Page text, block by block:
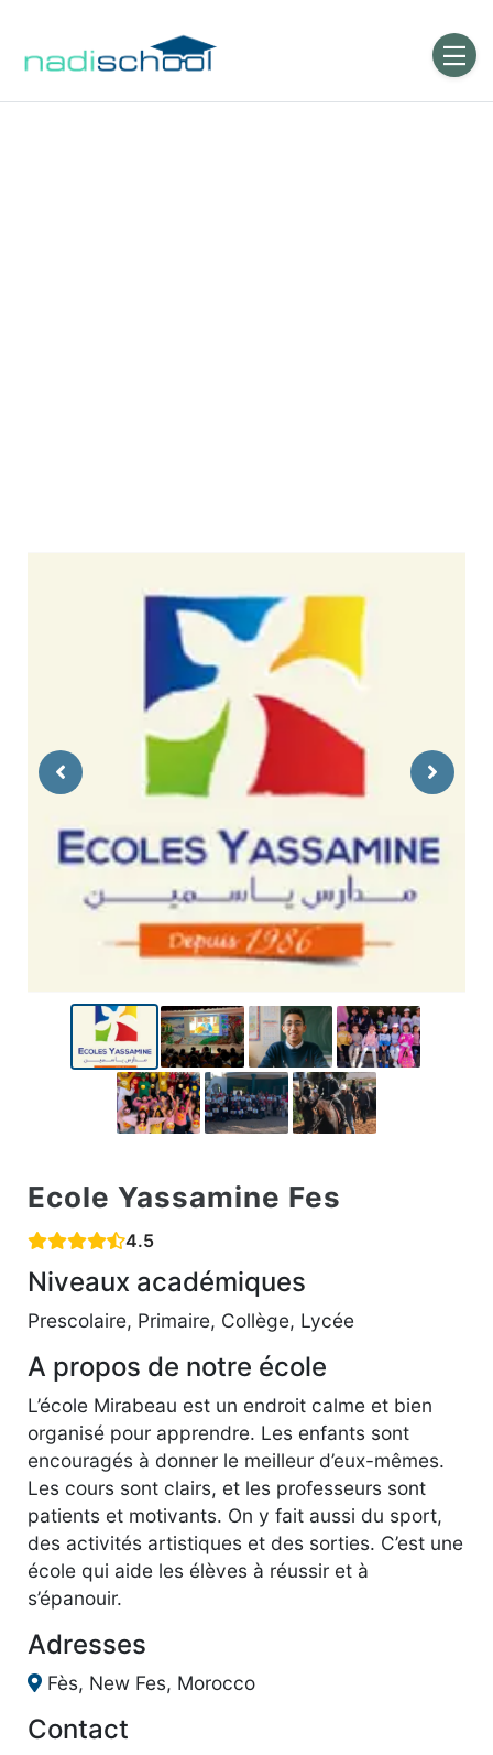
Previous Next
Ecole Yassamine Fes
4.5
Niveaux académiques
Prescolaire, Primaire, Collège, Lycée
A propos de notre école
L’école Mirabeau est un endroit calme et bien
organisé pour apprendre. Les enfants sont
encouragés à donner le meilleur d’eux-mêmes.
Les cours sont clairs, et les professeurs sont
patients et motivants. On y fait aussi du sport,
des activités artistiques et des sorties. C’est une
école qui aide les élèves à réussir et à
s’épanouir.
Adresses
Fès, New Fes, Morocco
Contact